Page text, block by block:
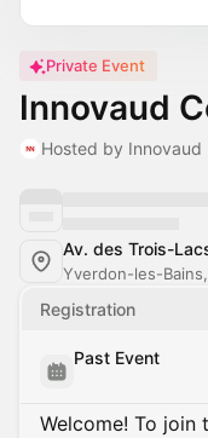
Private Event
Innovaud
Hosted by Innovaud
Av. des Trois-
Yverdon-les-
Registration
Past Event
Welcome! To join